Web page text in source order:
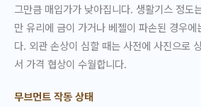
그만큼 매입가가 낮아집니다. 생활기스 정도
만 유리에 금이 가거나 베젤이 파손된 경우
다. 외관 손상이 심할 때는 사전에 사진으로
서 가격 협상이 수월합니다.
무브먼트 작동 상태